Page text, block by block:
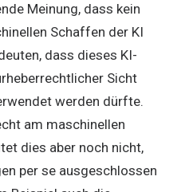
Meinung, dass kein
Schaffen der KI
dass dieses KI-
Sicht
werden dürfte.
am maschinellen
dies aber noch nicht,
per se ausgeschlossen